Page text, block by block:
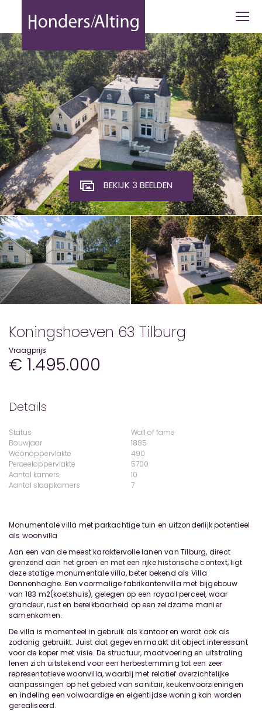
Koningshoeven 63 Tilburg - Honders
BEKIJK 3 BEELDEN
Koningshoeven 63 Tilburg
Vraagprijs
€ 1.495.000
Monumentale villa met parkachtige tuin en uitzonderlijk potentieel
als woonvilla
Aan een van de meest karaktervolle lanen van Tilburg, direct
grenzend aan het groen en met een rijke historische context, ligt
deze statige monumentale villa, beter bekend als Villa
Dennenhaghe. Een voormalige fabrikantenvilla met bijgebouw
van 183 m2(koetshuis), gelegen op een royaal perceel, waar
grandeur, rust en bereikbaarheid op een zeldzame manier
samenkomen.
De villa is momenteel in gebruik als kantoor en wordt ook als
zodanig gebruikt. Juist dat gegeven maakt dit object interessant
voor de koper met visie. De structuur, maatvoering en uitstraling
lenen zich uitstekend voor een herbestemming tot een zeer
representatieve woonvilla, waarbij met relatief overzichtelijke
aanpassingen op het gebied van sanitair, keukenvoorzieningen
en indeling een volwaardige en eigentijdse woning kan worden
gerealiseerd.
Details
Status
Wall of fame
Bouwjaar
1885
Woonoppervlakte
490
Perceeloppervlakte
5700
Aantal kamers
10
Aantal slaapkamers
7